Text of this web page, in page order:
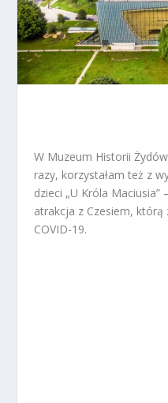
W Muzeum Historii
razy, korzystałam też z
dzieci „U Króla
atrakcja z Czesiem, którą
COVID-19.